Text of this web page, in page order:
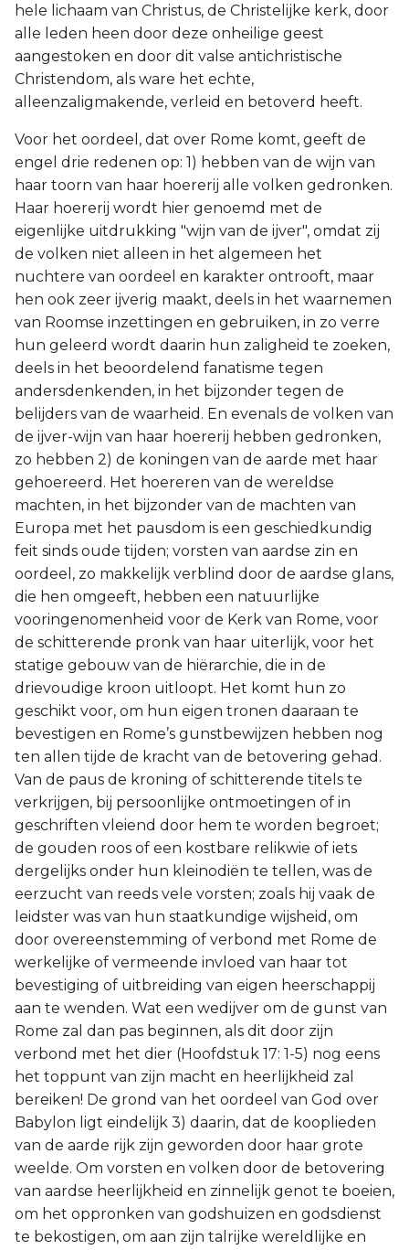
hele lichaam van Christus, de Christelijke kerk, door
alle leden heen door deze onheilige geest
aangestoken en door dit valse antichristische
Christendom, als ware het echte,
alleenzaligmakende, verleid en betoverd heeft.
Voor het oordeel, dat over Rome komt, geeft de
engel drie redenen op: 1) hebben van de wijn van
haar toorn van haar hoererij alle volken gedronken.
Haar hoererij wordt hier genoemd met de
eigenlijke uitdrukking "wijn van de ijver", omdat zij
de volken niet alleen in het algemeen het
nuchtere van oordeel en karakter ontrooft, maar
hen ook zeer ijverig maakt, deels in het waarnemen
van Roomse inzettingen en gebruiken, in zo verre
hun geleerd wordt daarin hun zaligheid te zoeken,
deels in het beoordelend fanatisme tegen
andersdenkenden, in het bijzonder tegen de
belijders van de waarheid. En evenals de volken van
de ijver-wijn van haar hoererij hebben gedronken,
zo hebben 2) de koningen van de aarde met haar
gehoereerd. Het hoereren van de wereldse
machten, in het bijzonder van de machten van
Europa met het pausdom is een geschiedkundig
feit sinds oude tijden; vorsten van aardse zin en
oordeel, zo makkelijk verblind door de aardse glans,
die hen omgeeft, hebben een natuurlijke
vooringenomenheid voor de Kerk van Rome, voor
de schitterende pronk van haar uiterlijk, voor het
statige gebouw van de hiërarchie, die in de
drievoudige kroon uitloopt. Het komt hun zo
geschikt voor, om hun eigen tronen daaraan te
bevestigen en Rome’s gunstbewijzen hebben nog
ten allen tijde de kracht van de betovering gehad.
Van de paus de kroning of schitterende titels te
verkrijgen, bij persoonlijke ontmoetingen of in
geschriften vleiend door hem te worden begroet;
de gouden roos of een kostbare relikwie of iets
dergelijks onder hun kleinodiën te tellen, was de
eerzucht van reeds vele vorsten; zoals hij vaak de
leidster was van hun staatkundige wijsheid, om
door overeenstemming of verbond met Rome de
werkelijke of vermeende invloed van haar tot
bevestiging of uitbreiding van eigen heerschappij
aan te wenden. Wat een wedijver om de gunst van
Rome zal dan pas beginnen, als dit door zijn
verbond met het dier (Hoofdstuk 17: 1-5) nog eens
het toppunt van zijn macht en heerlijkheid zal
bereiken! De grond van het oordeel van God over
Babylon ligt eindelijk 3) daarin, dat de kooplieden
van de aarde rijk zijn geworden door haar grote
weelde. Om vorsten en volken door de betovering
van aardse heerlijkheid en zinnelijk genot te boeien,
om het oppronken van godshuizen en godsdienst
te bekostigen, om aan zijn talrijke wereldlijke en